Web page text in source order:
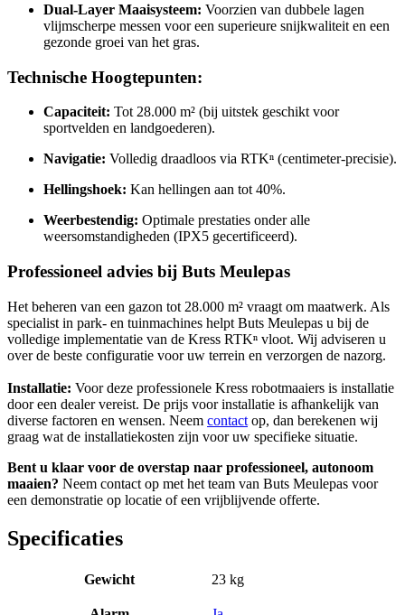
Dual-Layer Maaisysteem: Voorzien van dubbele lagen
vlijmscherpe messen voor een superieure snijkwaliteit en een
gezonde groei van het gras.
Technische Hoogtepunten:
Capaciteit: Tot 28.000 m² (bij uitstek geschikt voor
sportvelden en landgoederen).
Navigatie: Volledig draadloos via RTKⁿ (centimeter-precisie).
Hellingshoek: Kan hellingen aan tot 40%.
Weerbestendig: Optimale prestaties onder alle
weersomstandigheden (IPX5 gecertificeerd).
Professioneel advies bij Buts Meulepas
Het beheren van een gazon tot 28.000 m² vraagt om maatwerk. Als
specialist in park- en tuinmachines helpt Buts Meulepas u bij de
volledige implementatie van de Kress RTKⁿ vloot. Wij adviseren u
over de beste configuratie voor uw terrein en verzorgen de nazorg.
Installatie: Voor deze professionele Kress robotmaaiers is installatie
door een dealer vereist. De prijs voor installatie is afhankelijk van
diverse factoren en wensen. Neem contact op, dan berekenen wij
graag wat de installatiekosten zijn voor uw specifieke situatie.
Bent u klaar voor de overstap naar professioneel, autonoom
maaien? Neem contact op met het team van Buts Meulepas voor
een demonstratie op locatie of een vrijblijvende offerte.
Specificaties
Gewicht 23 kg